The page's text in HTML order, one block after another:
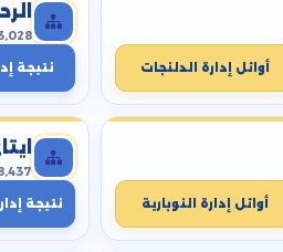
أوائل إدارة الدلنجات
3,028
نتيجة
أوائل إدارة النوبارية
8,437
نتيجة